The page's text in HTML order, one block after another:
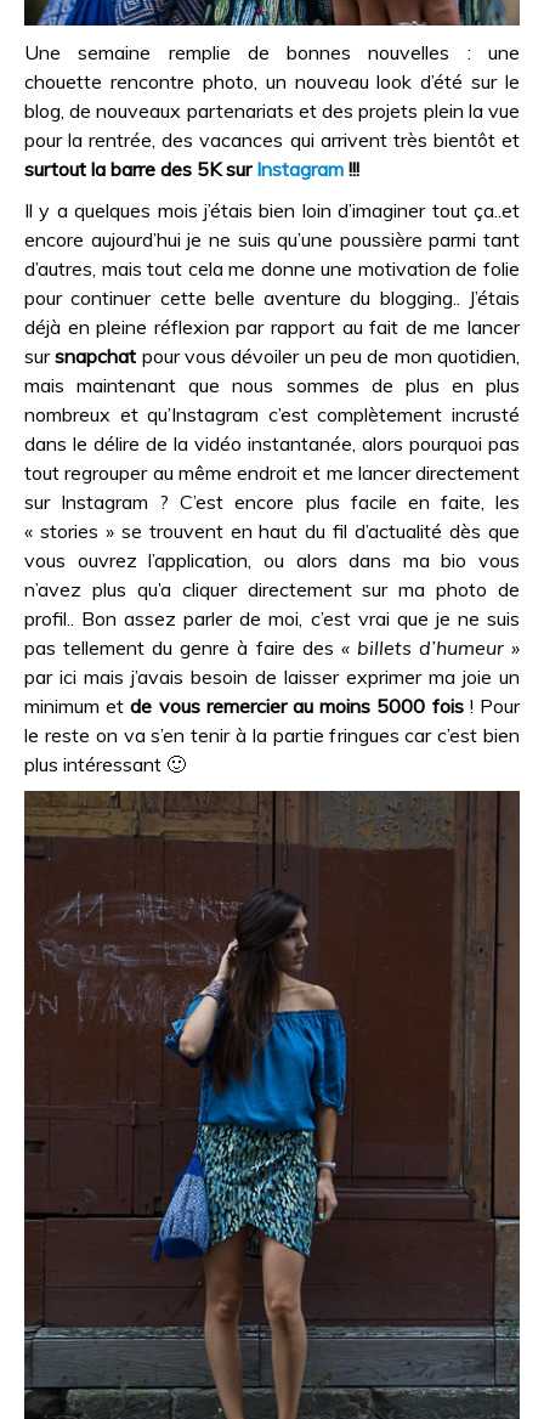
Une semaine remplie de bonnes nouvelles : une
chouette rencontre photo, un nouveau look d’été sur le
blog, de nouveaux partenariats et des projets plein la vue
pour la rentrée, des vacances qui arrivent très bientôt et
surtout la barre des 5K sur Instagram !!!
Il y a quelques mois j’étais bien loin d’imaginer tout ça..et
encore aujourd’hui je ne suis qu’une poussière parmi tant
d’autres, mais tout cela me donne une motivation de folie
pour continuer cette belle aventure du blogging.. J’étais
déjà en pleine réflexion par rapport au fait de me lancer
sursnapchat pour vous dévoiler un peu de mon quotidien,
mais maintenant que nous sommes de plus en plus
nombreux et qu’Instagram c’est complètement incrusté
dans le délire de la vidéo instantanée, alors pourquoi pas
tout regrouper au même endroit et me lancer directement
sur Instagram ? C’est encore plus facile en faite, les
« stories » se trouvent en haut du fil d’actualité dès que
vous ouvrez l’application, ou alors dans ma bio vous
n’avez plus qu’a cliquer directement sur ma photo de
profil.. Bon assez parler de moi, c’est vrai que je ne suis
pas tellement du genre à faire des « billets d’humeur »
par ici mais j’avais besoin de laisser exprimer ma joie un
minimum etde vous remercier au moins 5000 fois! Pour
le reste on va s’en tenir à la partie fringues car c’est bien
plus intéressant 🙂